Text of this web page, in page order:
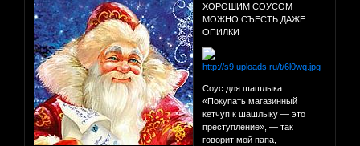
ХОРОШИМ СОУСОМ
МОЖНО СЪЕСТЬ ДАЖЕ
ОПИЛКИ
Соус для шашлыка
«Покупать магазинный
кетчуп к шашлыку — это
преступление», — так
говорит мой папа,